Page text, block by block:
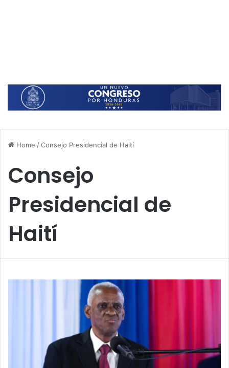
Home /Consejo Presidencial de Haití
Consejo
Presidencial de
Haití